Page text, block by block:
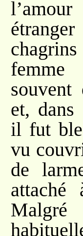
femme
souvent
et,
il fut
vu
de
attaché